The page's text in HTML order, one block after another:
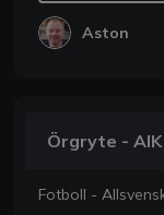
Aston
Örgryte - AIK
Fotboll -